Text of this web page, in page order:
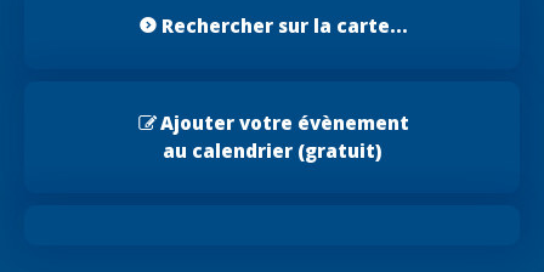
Rechercher sur la carte...
Ajouter votre évènement
au calendrier (gratuit)